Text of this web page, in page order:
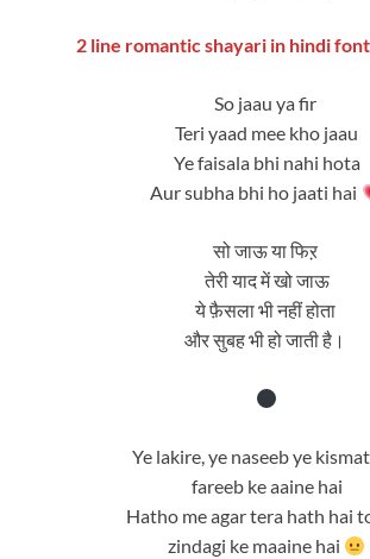
2 line romantic shayari in hindi
So jaau ya fir
Teri yaad mee kho jaau
Ye faisala bhi nahi hota
Aur subha bhi ho jaati hai
सो जाऊ या फिऱ
तेरी याद में खो जाऊ
ये फ़ैसला भी नहीं होता
और सुबह भी हो जाती है।
Ye lakire, ye naseeb ye
fareeb ke aaine hai
Hatho me agar tera hath hai
zindagi ke maaine hai